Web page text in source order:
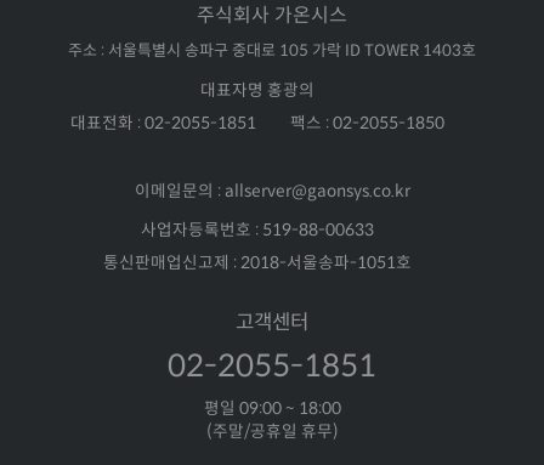
주식회사 가온시스
주소 : 서울특별시 송파구 중대로 105 가락 ID TOWER 1403호
대표자명 홍광의
대표전화 : 02-2055-1851
팩스 : 02-2055-1850
이메일문의 : allserver@gaonsys.co.kr
사업자등록번호 : 519-88-00633
통신판매업신고제 : 2018-서울송파-1051호
고객센터
02-2055-1851
평일 09:00 ~ 18:00
(주말/공휴일 휴무)